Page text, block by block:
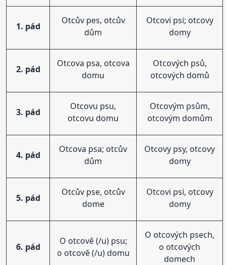
1. pád
Otcův pes, otcův
dům
Otcovi psi; otcovy
domy
2. pád
Otcova psa, otcova
domu
Otcových psů,
otcových domů
3. pád
Otcovu psu,
otcovu domu
Otcovým psům,
otcovým domům
4. pád
Otcova psa; otcův
dům
Otcovy psy, otcovy
domy
5. pád
Otcův pse, otcův
dome
Otcovi psi, otcovy
domy
6. pád
O otcově (/u) psu;
o otcově (/u) domu
O otcových psech,
o otcových
domech